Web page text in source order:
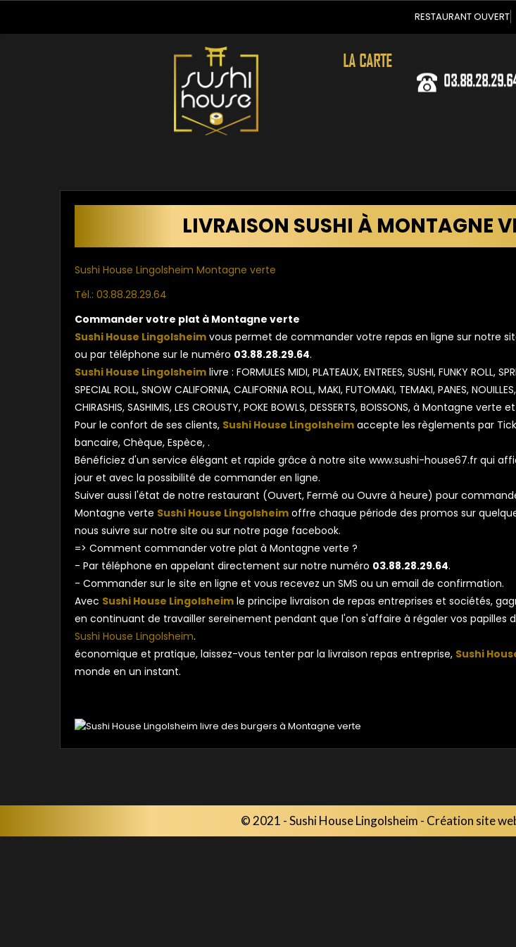
RESTAURANT OUV
LA CARTE
LIVRAISON SUSHI À MONTAGNE
Sushi House Lingolsheim Montagne verte
Tél.: 03.88.28.29.64
Commander votre plat à Montagne verte
Sushi House Lingolsheim vous permet de commander votre repas en ligne sur notre
ou par téléphone sur le numéro 03.88.28.29.64.
Sushi House Lingolsheim livre : FORMULES MIDI, PLATEAUX, ENTREES, SUSHI, FUNKY ROLL,
SPECIAL ROLL, SNOW CALIFORNIA, CALIFORNIA ROLL, MAKI, FUTOMAKI, TEMAKI, PANES,
CHIRASHIS, SASHIMIS, LES CROUSTY, POKE BOWLS, DESSERTS, BOISSONS, à Montagne
Pour le confort de ses clients, Sushi House Lingolsheim accepte les règlements par
bancaire, Chèque, Espèce, .
Bénéficiez d'un service élégant et rapide grâce à notre site www.sushi-house67.fr qui
jour et avec la possibilité de commander en ligne.
Suiver aussi l'état de notre restaurant (Ouvert, Fermé ou Ouvre à heure) pour
Montagne verte Sushi House Lingolsheim offre chaque période des promos sur
nous suivre sur notre site ou sur notre page facebook.
=> Comment commander votre plat à Montagne verte ?
- Par téléphone en appelant directement sur notre numéro 03.88.28.29.64.
- Commander sur le site en ligne et vous recevez un SMS ou un email de confirmation.
Avec Sushi House Lingolsheim le principe livraison de repas entreprises et sociétés,
en continuant de travailler sereinement pendant que l'on s'affaire à régaler vos papilles
Sushi House Lingolsheim.
économique et pratique, laissez-vous tenter par la livraison repas entreprise, Sushi
monde en un instant.
© 2021 -Sushi House Lingolsheim - Création site